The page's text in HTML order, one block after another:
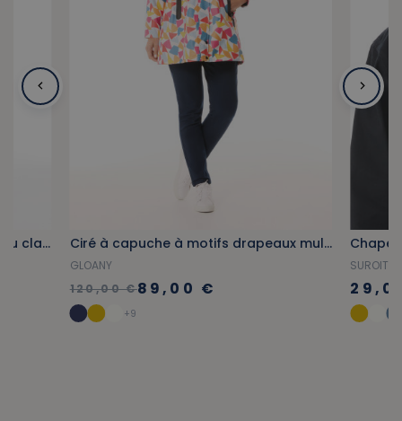
Ciré imperméable non doublé bleu clair provençal Ciré à capuche à motifs drapeaux multicolores
GLOANY
120,00 €89,00 €
+9
SUROIT